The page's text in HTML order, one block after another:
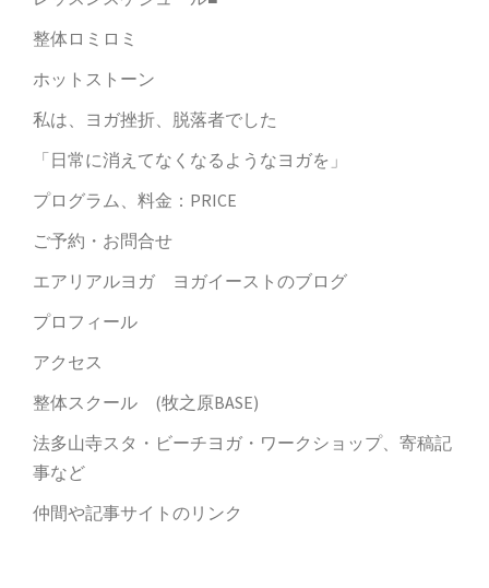
整体ロミロミ
ホットストーン
私は、ヨガ挫折、脱落者でした
「日常に消えてなくなるようなヨガを」
プログラム、料金：PRICE
ご予約・お問合せ
エアリアルヨガ ヨガイーストのブログ
プロフィール
アクセス
整体スクール (牧之原BASE)
法多山寺スタ・ビーチヨガ・ワークショップ、寄稿記
事など
仲間や記事サイトのリンク